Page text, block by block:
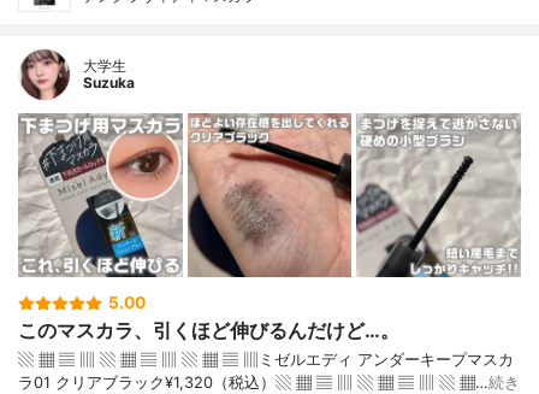
大学生
Suzuka
5.00
このマスカラ、引くほど伸びるんだけど…。
▧ ▦ ▤ ▥ ▧ ▦ ▤ ▥ ▧ ▦ ▤ ▥ミゼルエディ アンダーキープマスカ
ラ01 クリアブラック¥1,320（税込）▧ ▦ ▤ ▥ ▧ ▦ ▤ ▥ ▧ ▦…続き